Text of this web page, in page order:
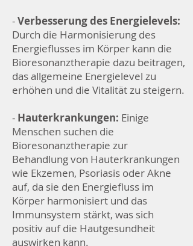
-Verbesserung des Energielevels:
Durch die Harmonisierung des
Energieflusses im Körper kann die
Bioresonanztherapie dazu beitragen,
das allgemeine Energielevel zu
erhöhen und die Vitalität zu steigern.
- Hauterkrankungen: Einige
Menschen suchen die
Bioresonanztherapie zur
Behandlung von Hauterkrankungen
wie Ekzemen, Psoriasis oder Akne
auf, da sie den Energiefluss im
Körper harmonisiert und das
Immunsystem stärkt, was sich
positiv auf die Hautgesundheit
auswirken kann.